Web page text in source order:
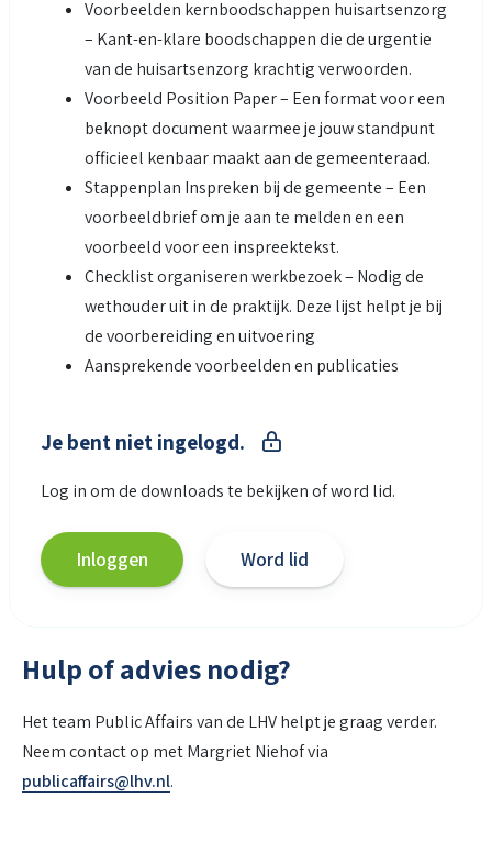
Voorbeelden kernboodschappen huisartsenzorg
– Kant-en-klare boodschappen die de urgentie
van de huisartsenzorg krachtig verwoorden.
Voorbeeld Position Paper – Een format voor een
beknopt document waarmee je jouw standpunt
officieel kenbaar maakt aan de gemeenteraad.
Stappenplan Inspreken bij de gemeente – Een
voorbeeldbrief om je aan te melden en een
voorbeeld voor een inspreektekst.
Checklist organiseren werkbezoek – Nodig de
wethouder uit in de praktijk. Deze lijst helpt je bij
de voorbereiding en uitvoering
Aansprekende voorbeelden en publicaties
Je bent niet ingelogd.
Log in om de downloads te bekijken of word lid.
Inloggen Word lid
Hulp of advies nodig?
Het team Public Affairs van de LHV helpt je graag verder.
Neem contact op met Margriet Niehof via
publicaffairs@lhv.nl.